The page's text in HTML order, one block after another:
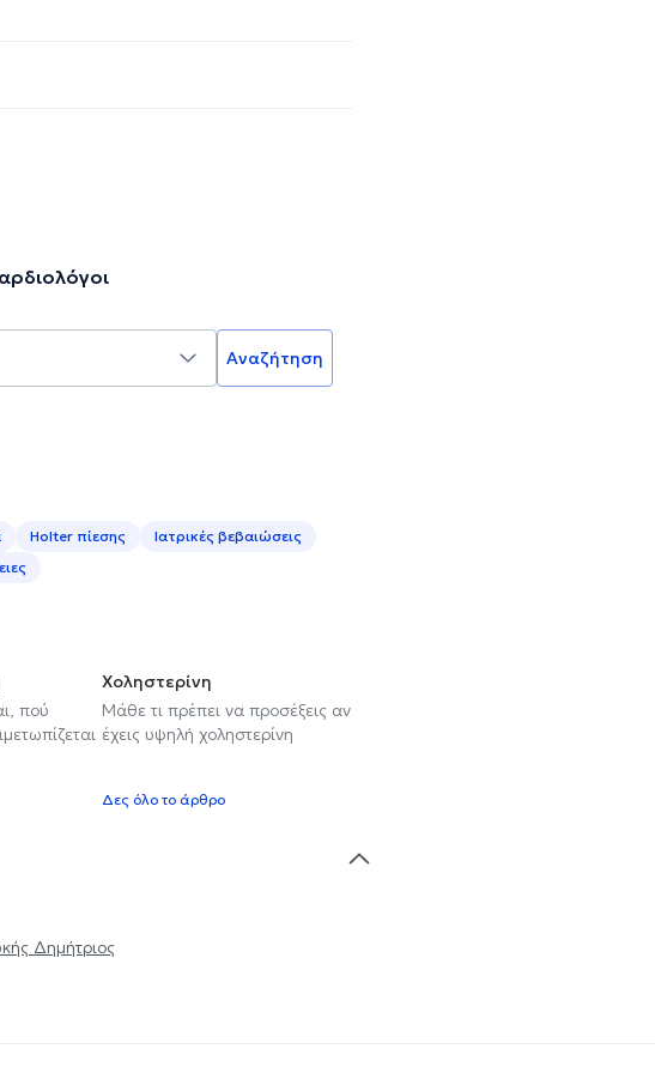
Αναζήτηση
Holter πίεσης
Ιατρικές βεβαιώσεις
πού
Χοληστερίνη
Μάθε τι πρέπει να προσέξεις αν
έχεις υψηλή χοληστερίνη
Δες όλο το άρθρο
Δημήτριος